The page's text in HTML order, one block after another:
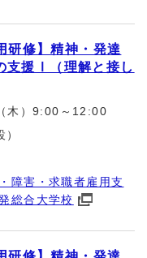
研修】精神・発達
支援Ⅰ（理解と接し
木）9:00～12:00
障害・求職者雇用支
総合大学校